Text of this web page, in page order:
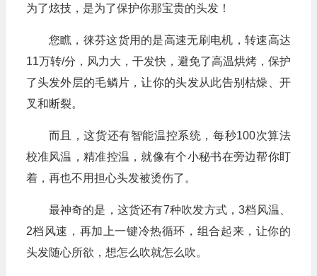
为了炫技，是为了保护你那宝贵的头发！
您瞧，徕芬这货用的是高速无刷电机，转速高达
11万转/分，风力大，干发快，避免了高温烘烤，保护
了头发外层的毛鳞片，让你的头发从此告别枯燥、开
叉和断裂。
而且，这货还有智能温控系统，每秒100次算法
校准风温，精准控温，就像有个小秘书在旁边帮你盯
着，再也不用担心头发被烫伤了。
最神奇的是，这货还有7种吹发方式，3档风温、
2档风速，再加上一键冷热循环，组合起来，让你的
头发随心所欲，想怎么吹就怎么吹。